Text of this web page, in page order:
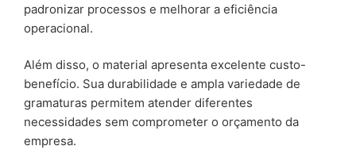
padronizar processos e melhorar a eficiência
operacional.
Além disso, o material apresenta excelente custo-
benefício. Sua durabilidade e ampla variedade de
gramaturas permitem atender diferentes
necessidades sem comprometer o orçamento da
empresa.